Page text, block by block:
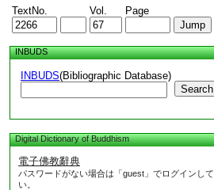
TextNo. Vol. Page
INBUDS
INBUDS(Bibliographic Database)
Search
Digital Dictionary of Buddhism
電子佛教辭典
パスワードがない場合は「guest」でログインし
い。